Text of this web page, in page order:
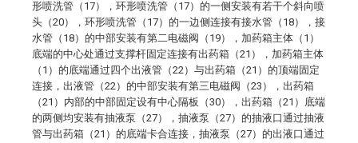
形喷洗管（17），环形喷洗管（17）的一侧安装有若干个斜向喷
头（20），环形喷洗管（17）的一边侧连接有接水管（18），接
水管（18）的中部安装有第二电磁阀（19），加药箱主体（1）
底端的中心处通过支撑杆固定连接有出药箱（21），加药箱主体
（1）的底端通过四个出液管（22）与出药箱（21）的顶端固定
连接，出液管（22）的中部安装有第三电磁阀（23），出药箱
（21）内部的中部固定设有中心隔板（30），出药箱（21）底端
的两侧均安装有抽液泵（27），抽液泵（27）的抽液口通过抽液
管与出药箱（21）的底端卡合连接，抽液泵（27）的出液口通过